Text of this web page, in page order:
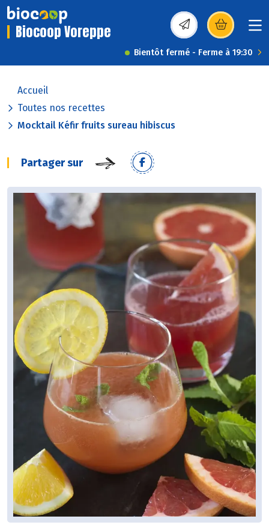
Biocoop Voreppe (s’ouvre dans une
Bientôt fermé - Ferme à 19:30
Accueil
Toutes nos recettes
Mocktail Kéfir fruits sureau hibiscus
Partager sur